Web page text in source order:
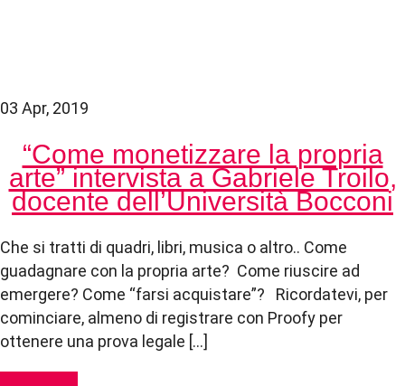
03 Apr, 2019
“Come monetizzare la propria
arte” intervista a Gabriele Troilo,
docente dell’Università Bocconi
Che si tratti di quadri, libri, musica o altro.. Come
guadagnare con la propria arte? Come riuscire ad
emergere? Come “farsi acquistare”? Ricordatevi, per
cominciare, almeno di registrare con Proofy per
ottenere una prova legale […]